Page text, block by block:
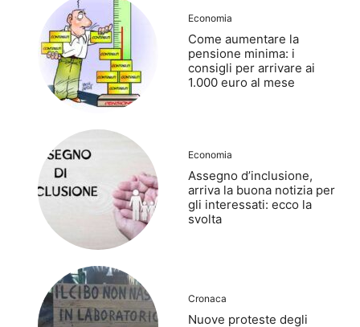
Economia
Come aumentare la
pensione minima: i
consigli per arrivare ai
1.000 euro al mese
Economia
Assegno d’inclusione,
arriva la buona notizia per
gli interessati: ecco la
svolta
Cronaca
Nuove proteste degli